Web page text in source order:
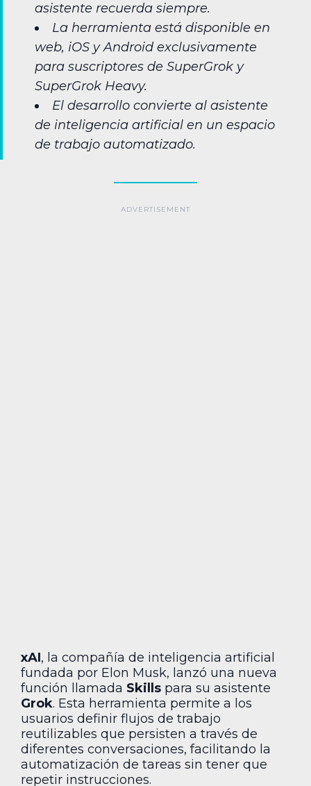
asistente recuerda siempre.
La herramienta está disponible en
web, iOS y Android exclusivamente
para suscriptores de SuperGrok y
SuperGrok Heavy.
El desarrollo convierte al asistente
de inteligencia artificial en un espacio
de trabajo automatizado.
xAI, la compañía de inteligencia artificial
fundada por Elon Musk, lanzó una nueva
función llamada Skills para su asistente
Grok. Esta herramienta permite a los
usuarios definir flujos de trabajo
reutilizables que persisten a través de
diferentes conversaciones, facilitando la
automatización de tareas sin tener que
repetir instrucciones.